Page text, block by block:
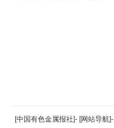
[中国有色金属报社]- [网站导航]-